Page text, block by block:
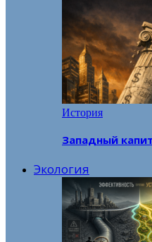
История
Западный
Экология